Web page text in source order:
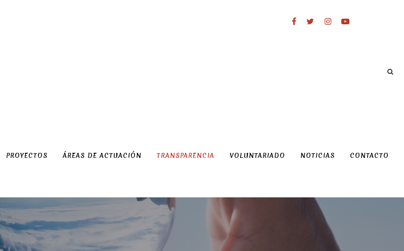
PROYECTOS ÁREAS DE ACTUACIÓN TRANSPARENCIA VOLUNTARIADO NOTICIAS CONTACTO